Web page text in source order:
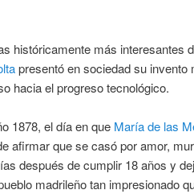
históricamente más interesantes
presentó en sociedad su invento
hacia el progreso tecnológico.
1878, el día en que María de las
afirmar que se casó por amor,
después de cumplir 18 años y
madrileño tan impresionado